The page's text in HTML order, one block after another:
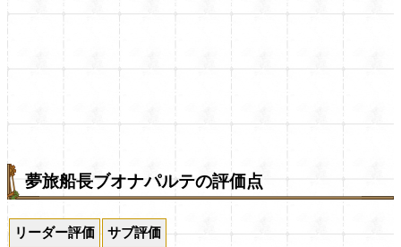
夢旅船長ブオナパルテの評価点
リーダー評価 サブ評価